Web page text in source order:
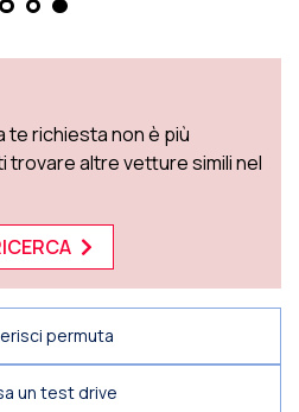
richiesta non è più
trovare altre vetture simili nel
permuta
un test drive